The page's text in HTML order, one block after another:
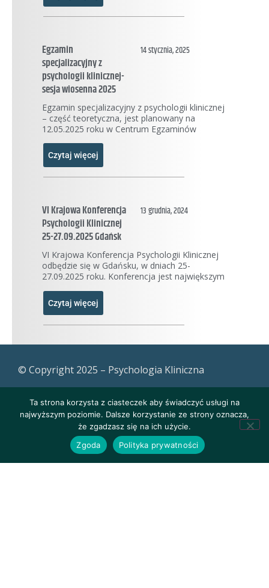
Egzamin
specjalizacyjny z
psychologii klinicznej-
sesja wiosenna 2025
14 stycznia, 2025
Egzamin specjalizacyjny z psychologii klinicznej
– część teoretyczna, jest planowany na
12.05.2025 roku w Centrum Egzaminów
Czytaj więcej
VI Krajowa Konferencja
Psychologii Klinicznej
25-27.09.2025 Gdańsk
13 grudnia, 2024
VI Krajowa Konferencja Psychologii Klinicznej
odbędzie się w Gdańsku, w dniach 25-
27.09.2025 roku. Konferencja jest największym
Czytaj więcej
© Copyright 2025 – Psychologia Kliniczna
Ta strona korzysta z ciasteczek aby świadczyć usługi na
najwyższym poziomie. Dalsze korzystanie ze strony oznacza,
że zgadzasz się na ich użycie.
Zgoda
Polityka prywatności